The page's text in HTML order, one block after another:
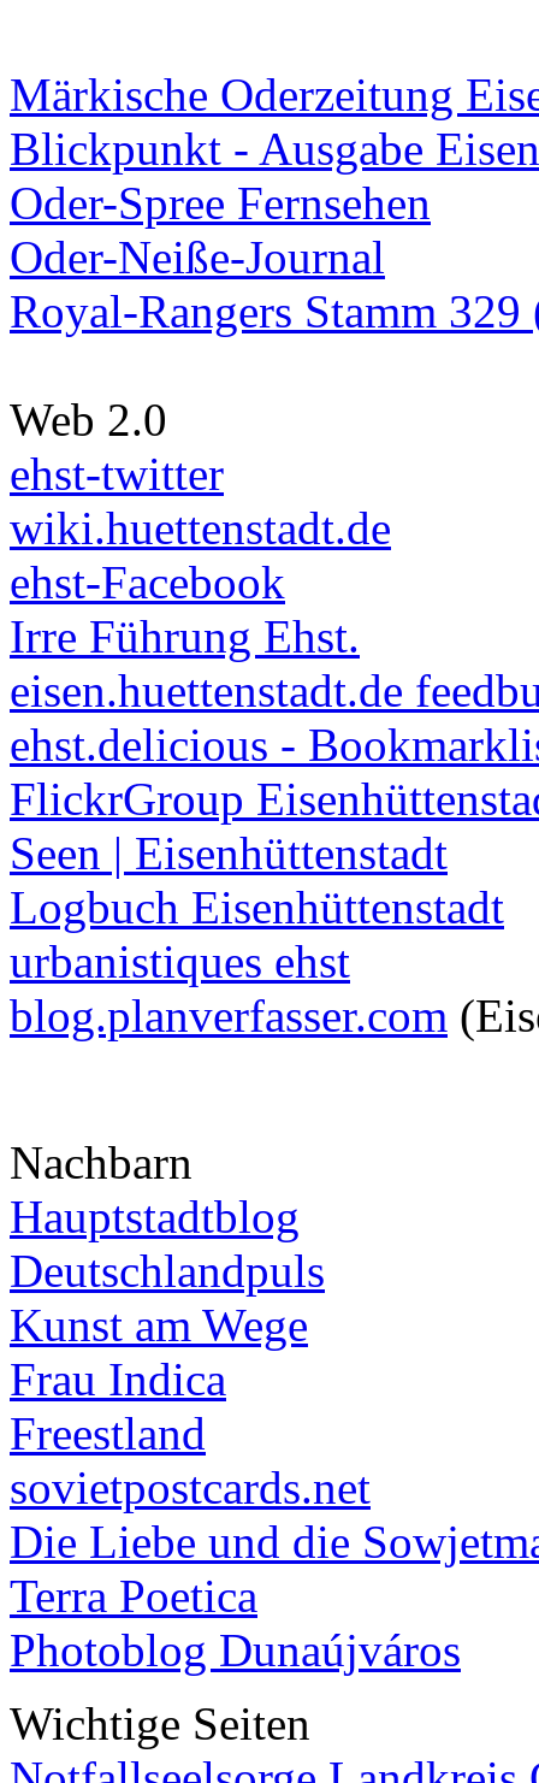
Märkische Oderzeitung
Blickpunkt - Ausgabe
Oder-Spree Fernsehen
Oder-Neiße-Journal
Royal-Rangers Stamm
Web 2.0
ehst-twitter
wiki.huettenstadt.de
ehst-Facebook
Irre Führung Ehst.
eisen.huettenstadt.de
ehst.delicious -
FlickrGroup
Seen | Eisenhüttenstadt
Logbuch Eisenhüttenstadt
urbanistiques ehst
blog.planverfasser.com
Nachbarn
Hauptstadtblog
Deutschlandpuls
Kunst am Wege
Frau Indica
Freestland
sovietpostcards.net
Die Liebe und die
Terra Poetica
Photoblog Dunaújváros
Wichtige Seiten